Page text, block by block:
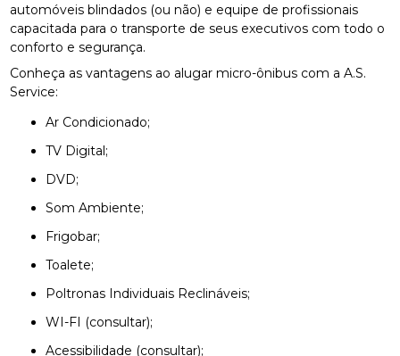
automóveis blindados (ou não) e equipe de profissionais
capacitada para o transporte de seus executivos com todo o
conforto e segurança.
Conheça as vantagens ao alugar micro-ônibus com a A.S.
Service:
Ar Condicionado;
TV Digital;
DVD;
Som Ambiente;
Frigobar;
Toalete;
Poltronas Individuais Reclináveis;
WI-FI (consultar);
Acessibilidade (consultar);